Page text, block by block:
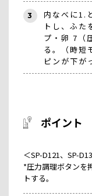
3
内なべに1.
トし、ふた
プ・卵 7（
る。（時短
ピンが下が
ポイント
＜SP-D121、SP-
*圧力調理ボタンを
トする。